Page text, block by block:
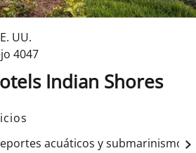
UU.
4047
Indian Shores
acuáticos y submarinismo